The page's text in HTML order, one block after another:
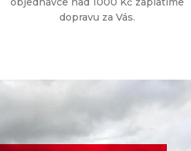
dopravu za Vás.